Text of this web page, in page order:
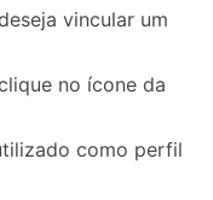
vincular um
no ícone da
como perfil